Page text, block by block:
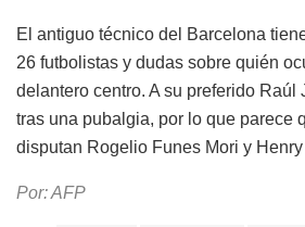
El antiguo técnico del Barcelona
26 futbolistas y dudas sobre quién
delantero centro. A su preferido Raúl
tras una pubalgia, por lo que parece
disputan Rogelio Funes Mori y Henry
Por: AFP